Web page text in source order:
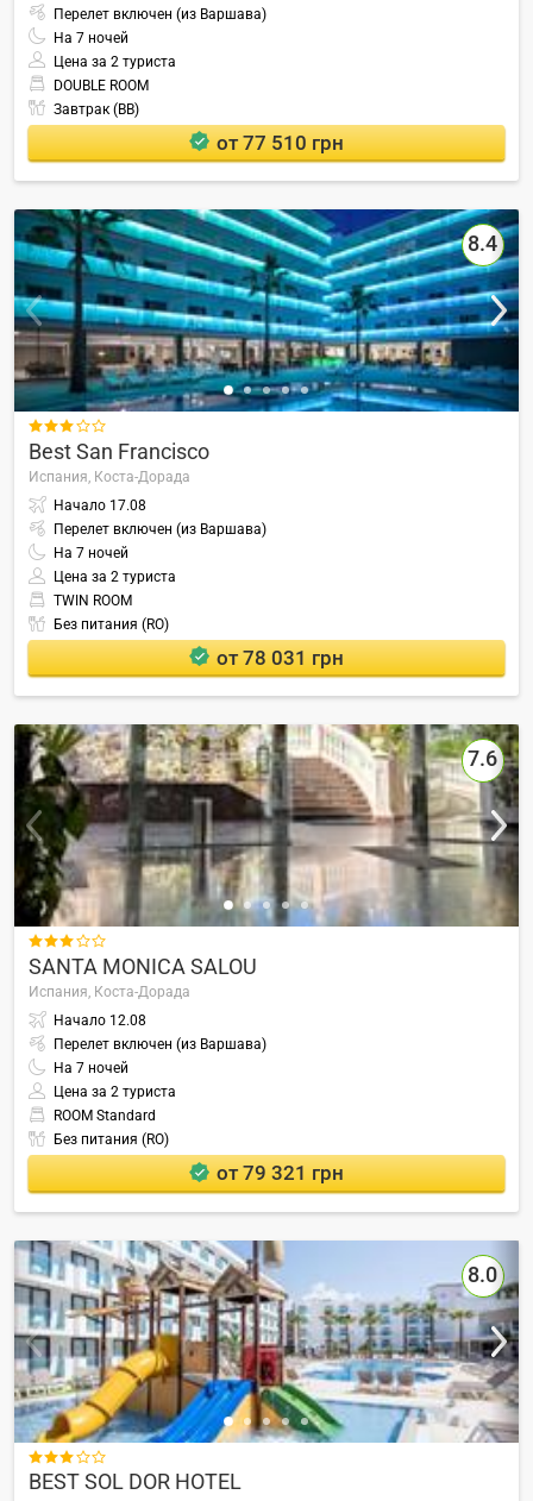
Перелет включен (из Варшава)
На 7 ночей
Цена за 2 туриста
DOUBLE ROOM
Завтрак (BB)
от 77 510 грн
8.4

Best San Francisco
Испания, Коста-Дорада
Начало 17.08
Перелет включен (из Варшава)
На 7 ночей
Цена за 2 туриста
TWIN ROOM
Без питания (RO)
от 78 031 грн
7.6

SANTA MONICA SALOU
Испания, Коста-Дорада
Начало 12.08
Перелет включен (из Варшава)
На 7 ночей
Цена за 2 туриста
ROOM Standard
Без питания (RO)
от 79 321 грн
8.0

BEST SOL DOR HOTEL